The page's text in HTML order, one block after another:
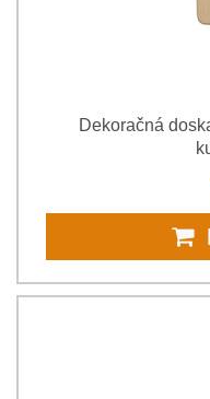
Dekoračná